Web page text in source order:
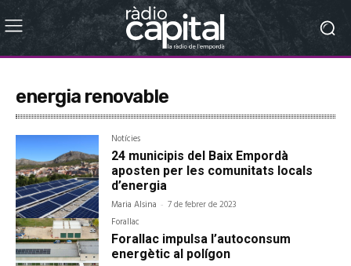
energia renovable
Notícies
24 municipis del Baix Empordà
aposten per les comunitats locals
d’energia
Maria Alsina - 7 de febrer de 2023
Forallac
Forallac impulsa l’autoconsum
energètic al polígon